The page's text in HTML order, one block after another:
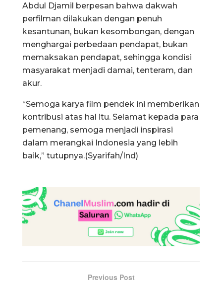
Abdul Djamil berpesan bahwa dakwah
perfilman dilakukan dengan penuh
kesantunan, bukan kesombongan, dengan
menghargai perbedaan pendapat, bukan
memaksakan pendapat, sehingga kondisi
masyarakat menjadi damai, tenteram, dan
akur.
“Semoga karya film pendek ini memberikan
kontribusi atas hal itu. Selamat kepada para
pemenang, semoga menjadi inspirasi
dalam merangkai Indonesia yang lebih
baik,” tutupnya.(Syarifah/Ind)
Previous Post